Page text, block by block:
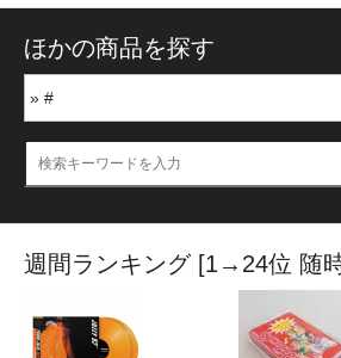
ほかの商品を探す
週間ランキング [1→24位 随